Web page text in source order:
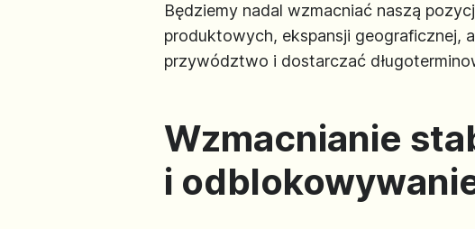
Będziemy nadal wzmacniać naszą
produktowych, ekspansji geograficznej,
przywództwo i dostarczać
Wzmacnianie
i